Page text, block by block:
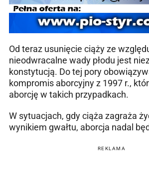
Od teraz usunięcie ciąży ze
nieodwracalne wady płodu jest
konstytucją. Do tej pory
kompromis aborcyjny z 1997 r.,
aborcję w takich przypadkach.
W sytuacjach, gdy ciąża zagraża
wynikiem gwałtu, aborcja nadal
REKLAMA